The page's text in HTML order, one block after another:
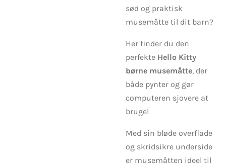
sød og praktisk
musemåtte til dit barn?
Her finder du den
perfekte Hello Kitty
børne musemåtte, der
både pynter og gør
computeren sjovere at
bruge!
Med sin bløde overflade
og skridsikre underside
er musemåtten ideel til